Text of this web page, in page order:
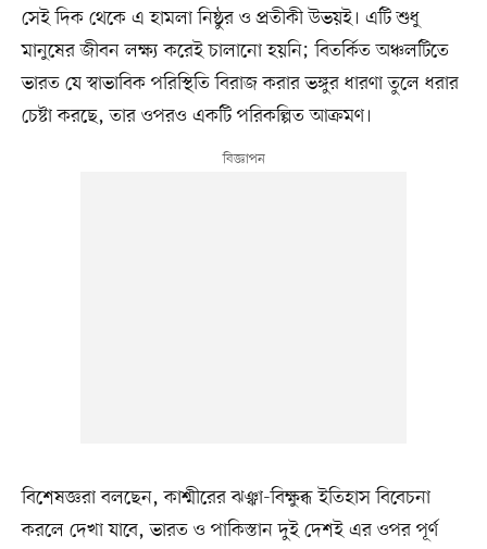
সেই দিক থেকে এ হামলা নিষ্ঠুর ও প্রতীকী উভয়ই। এটি শুধু
মানুষের জীবন লক্ষ্য করেই চালানো হয়নি; বিতর্কিত অঞ্চলটিতে
ভারত যে স্বাভাবিক পরিস্থিতি বিরাজ করার ভঙ্গুর ধারণা তুলে ধরার
চেষ্টা করছে, তার ওপরও একটি পরিকল্পিত আক্রমণ।
বিশেষজ্ঞরা বলছেন, কাশ্মীরের ঝঞ্ঝা-বিক্ষুব্ধ ইতিহাস বিবেচনা
করলে দেখা যাবে, ভারত ও পাকিস্তান দুই দেশই এর ওপর পূর্ণ